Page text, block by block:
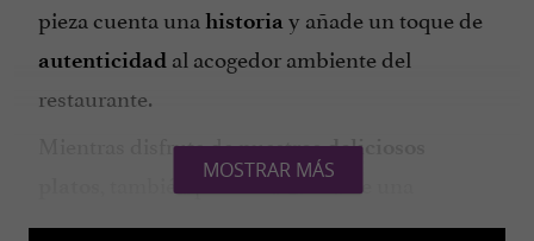
pieza cuenta una historia y añade un toque de
autenticidad al acogedor ambiente del
restaurante.
Mientras disfruta de nuestrosdeliciosos
, también puede disfrutar de una
experiencia única explorando los estantes
MOSTRAR MÁS